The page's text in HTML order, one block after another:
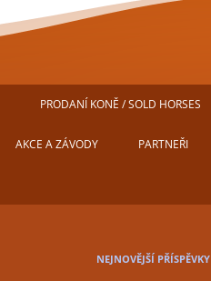
PRODANÍ KONĚ / SOLD HORSES
AKCE A ZÁVODY PARTNEŘI
NEJNOVĚJŠÍ PŘÍSPĚVKY